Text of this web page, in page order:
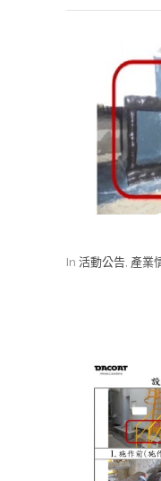
In 活動公告 產業